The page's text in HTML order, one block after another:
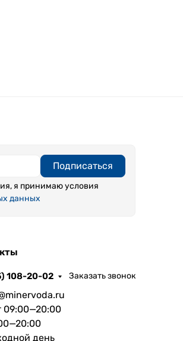
Подписаться
я принимаю условия
данных
108-20-02 Заказать звонок
09:00—20:00
день